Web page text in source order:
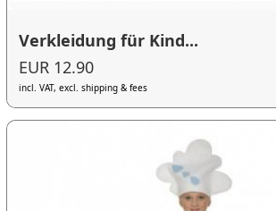
Verkleidung für Kind...
EUR 12.90
incl. VAT, excl. shipping & fees